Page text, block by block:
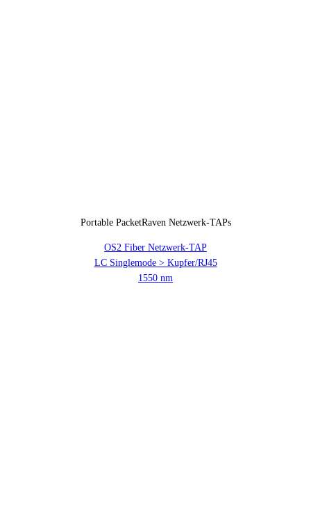
Portable PacketRaven Netzwerk-TAPs
OS2 Fiber Netzwerk-TAP
LC Singlemode > Kupfer/RJ45
1550 nm